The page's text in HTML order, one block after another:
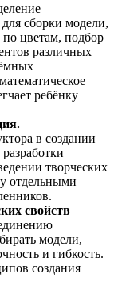
сборки модели,
по цветам, подбор
различных
ребёнку
в создании
творческих
отдельными
свойств
модели,
и гибкость.
создания